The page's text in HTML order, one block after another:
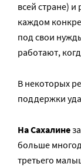
всей стране)
каждом
под свои
работают,
В некоторых
поддержки
На Сахалине
больше
третьего